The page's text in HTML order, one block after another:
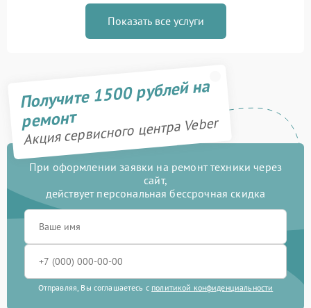
Показать все услуги
Получите 1500 рублей на
ремонт
Акция сервисного центра Veber
При оформлении заявки на ремонт техники через
сайт,
действует персональная бессрочная скидка
Отправляя, Вы соглашаетесь с политикой конфиденциальности